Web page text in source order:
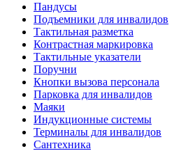
Пандусы
Подъемники для инвалидов
Тактильная разметка
Контрастная маркировка
Тактильные указатели
Поручни
Кнопки вызова персонала
Парковка для инвалидов
Маяки
Индукционные системы
Терминалы для инвалидов
Сантехника